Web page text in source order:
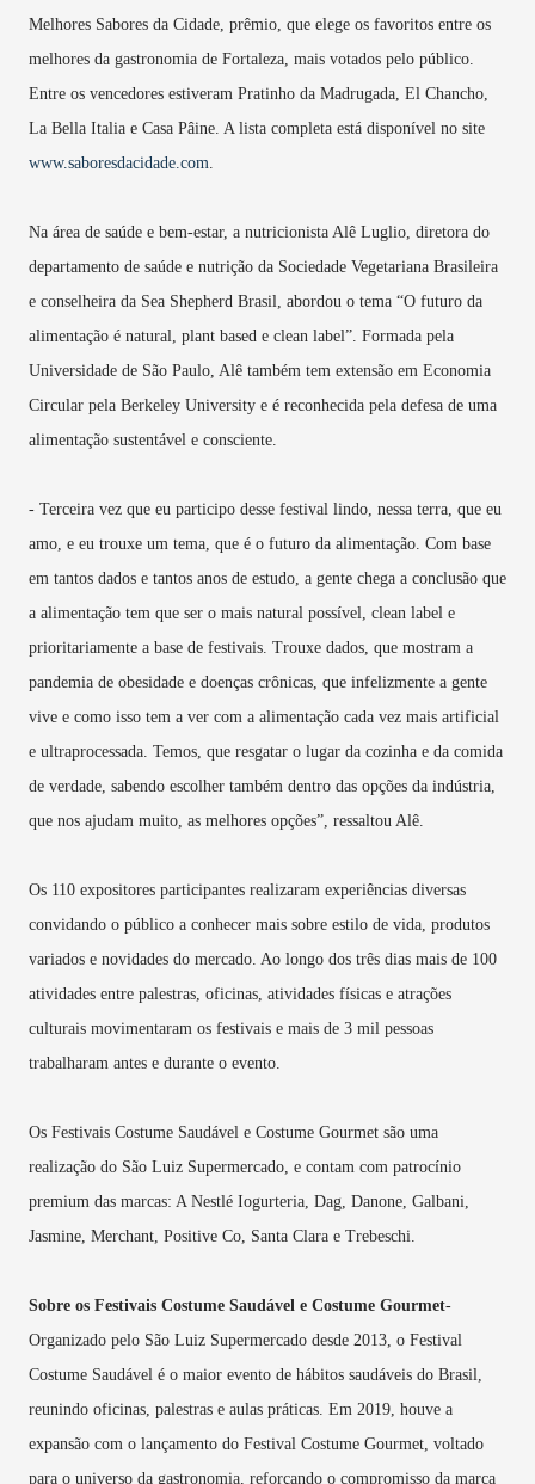
Melhores Sabores da Cidade, prêmio, que elege os favoritos entre os
melhores da gastronomia de Fortaleza, mais votados pelo público.
Entre os vencedores estiveram Pratinho da Madrugada, El Chancho,
La Bella Italia e Casa Pâine. A lista completa está disponível no site
www.saboresdacidade.com.
Na área de saúde e bem-estar, a nutricionista Alê Luglio, diretora do
departamento de saúde e nutrição da Sociedade Vegetariana Brasileira
e conselheira da Sea Shepherd Brasil, abordou o tema “O futuro da
alimentação é natural, plant based e clean label”. Formada pela
Universidade de São Paulo, Alê também tem extensão em Economia
Circular pela Berkeley University e é reconhecida pela defesa de uma
alimentação sustentável e consciente.
- Terceira vez que eu participo desse festival lindo, nessa terra, que eu
amo, e eu trouxe um tema, que é o futuro da alimentação. Com base
em tantos dados e tantos anos de estudo, a gente chega a conclusão que
a alimentação tem que ser o mais natural possível, clean label e
prioritariamente a base de festivais. Trouxe dados, que mostram a
pandemia de obesidade e doenças crônicas, que infelizmente a gente
vive e como isso tem a ver com a alimentação cada vez mais artificial
e ultraprocessada. Temos, que resgatar o lugar da cozinha e da comida
de verdade, sabendo escolher também dentro das opções da indústria,
que nos ajudam muito, as melhores opções”, ressaltou Alê.
Os 110 expositores participantes realizaram experiências diversas
convidando o público a conhecer mais sobre estilo de vida, produtos
variados e novidades do mercado. Ao longo dos três dias mais de 100
atividades entre palestras, oficinas, atividades físicas e atrações
culturais movimentaram os festivais e mais de 3 mil pessoas
trabalharam antes e durante o evento.
Os Festivais Costume Saudável e Costume Gourmet são uma
realização do São Luiz Supermercado, e contam com patrocínio
premium das marcas: A Nestlé Iogurteria, Dag, Danone, Galbani,
Jasmine, Merchant, Positive Co, Santa Clara e Trebeschi.
Sobre os Festivais Costume Saudável e Costume Gourmet-
Organizado pelo São Luiz Supermercado desde 2013, o Festival
Costume Saudável é o maior evento de hábitos saudáveis do Brasil,
reunindo oficinas, palestras e aulas práticas. Em 2019, houve a
expansão com o lançamento do Festival Costume Gourmet, voltado
para o universo da gastronomia, reforçando o compromisso da marca